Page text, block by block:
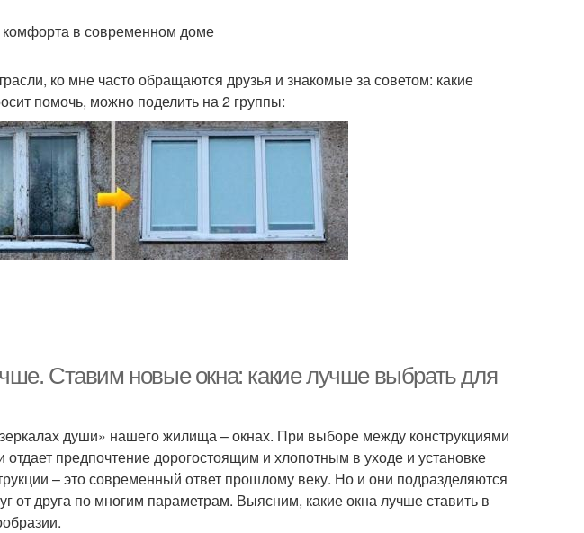
комфорта в современном доме
ко мне часто обращаются друзья и знакомые за советом: какие
помочь, можно поделить на 2 группы:
Ставим новые окна: какие лучше выбрать для
души» нашего жилища – окнах. При выборе между конструкциями
предпочтение дорогостоящим и хлопотным в уходе и установке
– это современный ответ прошлому веку. Но и они подразделяются
от друга по многим параметрам. Выясним, какие окна лучше ставить в